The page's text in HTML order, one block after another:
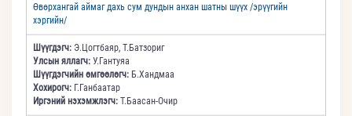
Өвөрхангай аймаг дахь сум дундын анхан шатны шүүх /эрүүгийн
хэргийн/
Шүүгдэгч: Э.Цогтбаяр, Т.Батзориг
Улсын яллагч: У.Гантуяа
Шүүгдэгчийн өмгөөлөгч: Б.Хандмаа
Хохирогч: Г.Ганбаатар
Иргэний нэхэмжлэгч: Т.Баасан-Очир